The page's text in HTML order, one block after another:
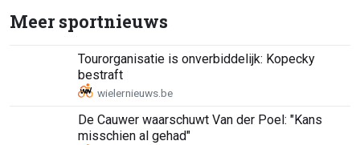
Meer sportnieuws
Tourorganisatie is onverbiddelijk: Kopecky
bestraft
De Cauwer waarschuwt Van der Poel: "Kans
misschien al gehad"